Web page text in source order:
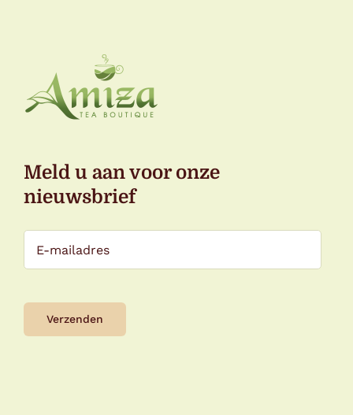
Meld u aan voor onze
nieuwsbrief